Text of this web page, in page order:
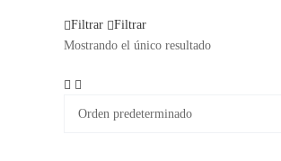
Filtrar
Filtrar
Mostrando el único resultado